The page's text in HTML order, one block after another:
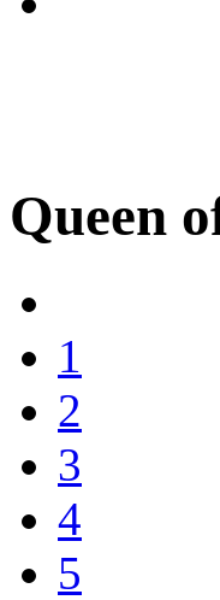
Queen
1
2
3
4
5